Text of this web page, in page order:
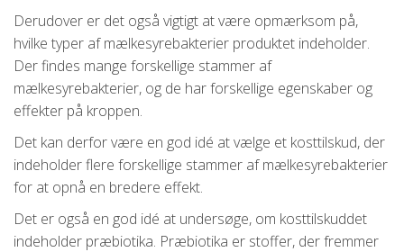
Derudover er det også vigtigt at være opmærksom på,
hvilke typer af mælkesyrebakterier produktet indeholder.
Der findes mange forskellige stammer af
mælkesyrebakterier, og de har forskellige egenskaber og
effekter på kroppen.
Det kan derfor være en god idé at vælge et kosttilskud, der
indeholder flere forskellige stammer af mælkesyrebakterier
for at opnå en bredere effekt.
Det er også en god idé at undersøge, om kosttilskuddet
indeholder præbiotika. Præbiotika er stoffer, der fremmer